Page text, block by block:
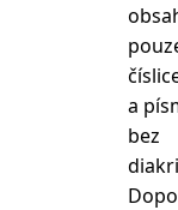
a
bez